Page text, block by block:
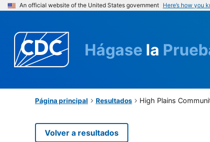
An official website of the United States government Here’s how you
Hágase la
Página principal Resultados High Plains
Volver a resultados